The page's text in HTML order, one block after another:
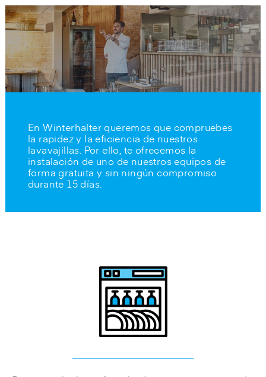
EnWinterhalterqueremos que compruebes
la rapidez y la eficiencia de nuestros
lavavajillas. Por ello, te ofrecemos la
instalación de uno de nuestros equipos de
forma gratuita y sin ningún compromiso
durante 15 días.